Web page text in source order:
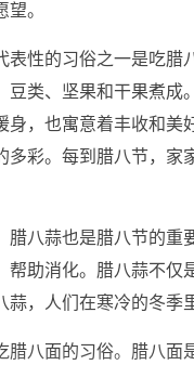
。
表性的习俗之一是吃腊
豆类、坚果和干果煮成
身，也寓意着丰收和美
多彩。每到腊八节，家
腊八蒜也是腊八节的重
帮助消化。腊八蒜不仅
蒜，人们在寒冷的冬季
腊八面的习俗。腊八面